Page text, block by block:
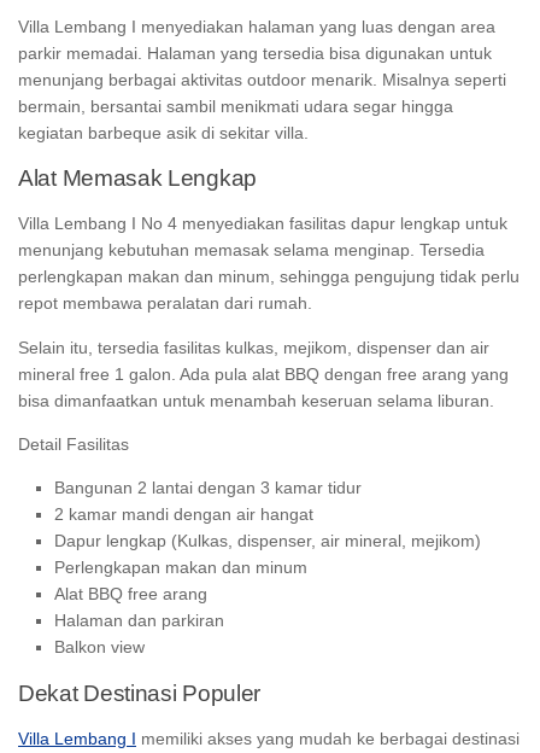
Villa Lembang I menyediakan halaman yang luas dengan area
parkir memadai. Halaman yang tersedia bisa digunakan untuk
menunjang berbagai aktivitas outdoor menarik. Misalnya seperti
bermain, bersantai sambil menikmati udara segar hingga
kegiatan barbeque asik di sekitar villa.
Alat Memasak Lengkap
Villa Lembang I No 4 menyediakan fasilitas dapur lengkap untuk
menunjang kebutuhan memasak selama menginap. Tersedia
perlengkapan makan dan minum, sehingga pengujung tidak perlu
repot membawa peralatan dari rumah.
Selain itu, tersedia fasilitas kulkas, mejikom, dispenser dan air
mineral free 1 galon. Ada pula alat BBQ dengan free arang yang
bisa dimanfaatkan untuk menambah keseruan selama liburan.
Detail Fasilitas
Bangunan 2 lantai dengan 3 kamar tidur
2 kamar mandi dengan air hangat
Dapur lengkap (Kulkas, dispenser, air mineral, mejikom)
Perlengkapan makan dan minum
Alat BBQ free arang
Halaman dan parkiran
Balkon view
Dekat Destinasi Populer
Villa Lembang I memiliki akses yang mudah ke berbagai destinasi